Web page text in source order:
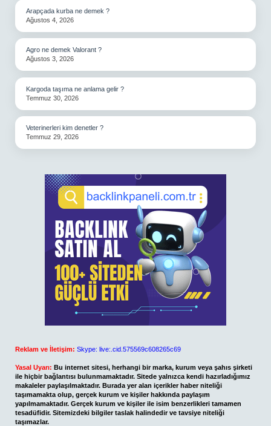
Arapçada kurba ne demek ?
Ağustos 4, 2026
Agro ne demek Valorant ?
Ağustos 3, 2026
Kargoda taşıma ne anlama gelir ?
Temmuz 30, 2026
Veterinerleri kim denetler ?
Temmuz 29, 2026
Reklam ve İletişim: Skype: live:.cid.575569c608265c69
Yasal Uyarı: Bu internet sitesi, herhangi bir marka, kurum veya şahıs şirketi
ile hiçbir bağlantısı bulunmamaktadır. Sitede yalnızca kendi hazırladığımız
makaleler paylaşılmaktadır. Burada yer alan içerikler haber niteliği
taşımamakta olup, gerçek kurum ve kişiler hakkında paylaşım
yapılmamaktadır. Gerçek kurum ve kişiler ile isim benzerlikleri tamamen
tesadüfidir. Sitemizdeki bilgiler taslak halindedir ve tavsiye niteliği
taşımazlar.